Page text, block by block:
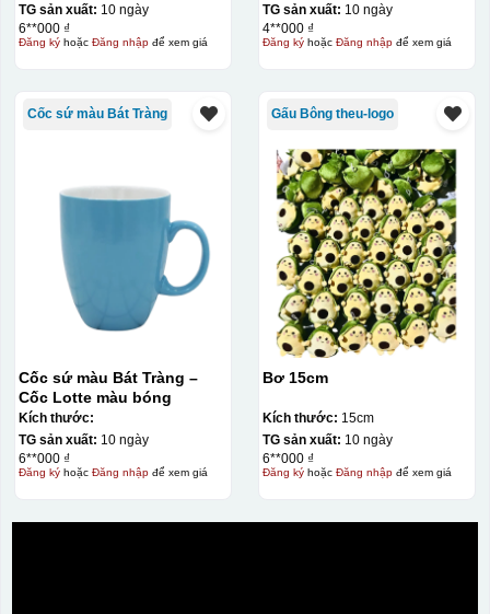
TG sản xuất: 10 ngày
6**000 ₫
Đăng kýhoặc Đăng nhậpđể xem giá
TG sản xuất: 10 ngày
4**000 ₫
Đăng kýhoặc Đăng nhậpđể xem giá
Cốc sứ màu Bát Tràng
Cốc sứ màu Bát Tràng –
Cốc Lotte màu bóng
Kích thước:
TG sản xuất: 10 ngày
6**000 ₫
Đăng kýhoặc Đăng nhậpđể xem giá
Gấu Bông theu-logo
Bơ 15cm
Kích thước: 15cm
TG sản xuất: 10 ngày
6**000 ₫
Đăng kýhoặc Đăng nhậpđể xem giá